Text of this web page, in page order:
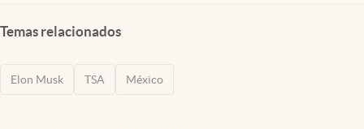
Temas relacionados
Elon Musk TSA México